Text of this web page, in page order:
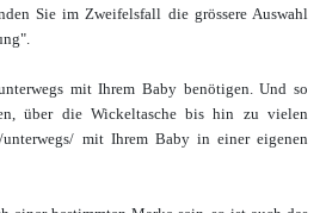
Sie im Zweifelsfall die grössere Auswahl
mit Ihrem Baby benötigen. Und so
über die Wickeltasche bis hin zu vielen
mit Ihrem Baby in einer eigenen